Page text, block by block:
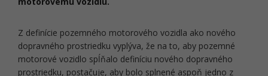
Z definície pozemného motorového vozidla ako nového
dopravného prostriedku vyplýva, že na to, aby pozemné
motorové vozidlo spĺňalo definíciu nového dopravného
prostriedku, postačuje, aby bolo splnené aspoň jedno z